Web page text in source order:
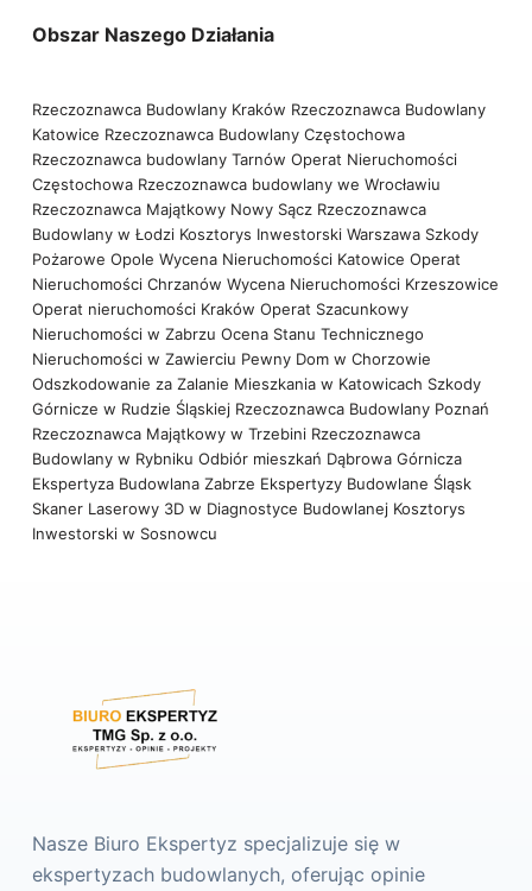
Obszar Naszego Działania
Rzeczoznawca Budowlany Kraków Rzeczoznawca Budowlany
Katowice Rzeczoznawca Budowlany Częstochowa
Rzeczoznawca budowlany Tarnów Operat Nieruchomości
Częstochowa Rzeczoznawca budowlany we Wrocławiu
Rzeczoznawca Majątkowy Nowy Sącz Rzeczoznawca
Budowlany w Łodzi Kosztorys Inwestorski Warszawa Szkody
Pożarowe Opole Wycena Nieruchomości Katowice Operat
Nieruchomości Chrzanów Wycena Nieruchomości Krzeszowice
Operat nieruchomości Kraków Operat Szacunkowy
Nieruchomości w Zabrzu Ocena Stanu Technicznego
Nieruchomości w Zawierciu Pewny Dom w Chorzowie
Odszkodowanie za Zalanie Mieszkania w Katowicach Szkody
Górnicze w Rudzie Śląskiej Rzeczoznawca Budowlany Poznań
Rzeczoznawca Majątkowy w Trzebini Rzeczoznawca
Budowlany w Rybniku Odbiór mieszkań Dąbrowa Górnicza
Ekspertyza Budowlana Zabrze Ekspertyzy Budowlane Śląsk
Skaner Laserowy 3D w Diagnostyce Budowlanej Kosztorys
Inwestorski w Sosnowcu
Nasze Biuro Ekspertyz specjalizuje się w
ekspertyzach budowlanych, oferując opinie